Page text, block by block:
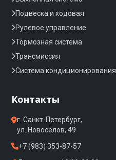
Подвеска и ходовая
Рулевое управление
Тормозная система
Трансмиссия
Система кондиционирования
Контакты
г. Санкт-Петербург,
ул. Новосёлов, 49
+7 (983) 353-87-57